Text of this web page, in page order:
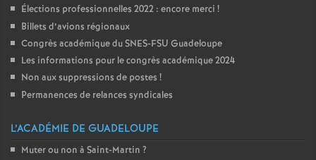
Élections professionnelles 2022 : encore merci !
Billets d’avions régionaux
Congrès académique du SNES-FSU Guadeloupe
Les informations pour le congrès académique 2024
Non aux suppressions de postes !
Permanences de relances syndicales
L’ACADÉMIE DE GUADELOUPE
Muter ou non à Saint-Martin ?